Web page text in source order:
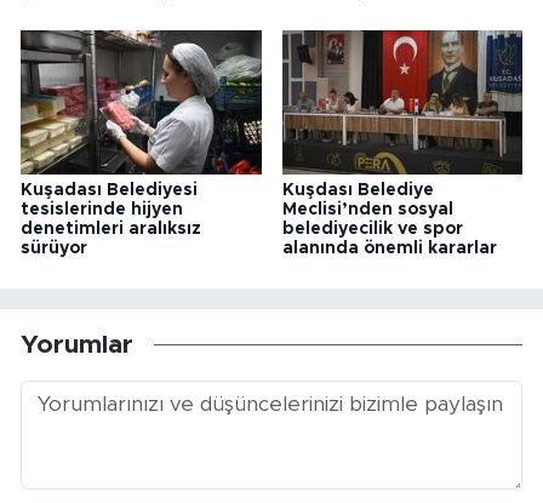
Kuşadası Belediyesi
tesislerinde hijyen
denetimleri aralıksız
sürüyor
Kuşdası Belediye
Meclisi’nden sosyal
belediyecilik ve spor
alanında önemli kararlar
Yorumlar